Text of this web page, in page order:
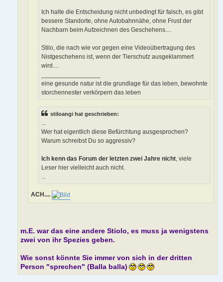
Ich halte die Entscheidung nicht unbedingt für falsch, es gibt
bessere Standorte, ohne Autobahnnähe, ohne Frust der
Nachbarn beim Aufzeichnen des Geschehens....
Stilo, die nach wie vor gegen eine Videoübertragung des
Nistgeschehens ist, wenn der Tierschutz ausgeklammert
wird....
eine gesunde natur ist die grundlage für das leben, bewohnte
storchennester verkörpern das leben
stiloangi hat geschrieben:
Wer hat eigentlich diese Befürchtung ausgesprochen?
Warum schreibst Du so aggressiv?
Ich kenn das Forum der letzten zwei Jahre nicht , viele
Leser hier vielleicht auch nicht.
ACH....
m.E. war das eine andere Stiolo, es muss ja wenigstens
zwei von ihr Spezies geben.
Wie sonst könnte Sie immer von sich in der dritten
Person "sprechen" (Balla balla)